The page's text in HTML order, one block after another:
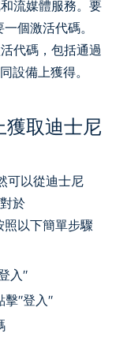
流媒體服務。要
個激活代碼。
代碼，包括通過
設備上獲得。
取迪士尼
可以從迪士尼
於
以下簡單步驟
入"
擊"登入"